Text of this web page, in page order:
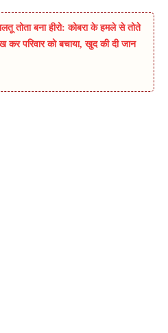
तोता बना हीरो: कोबरा के हमले से तोते
कर परिवार को बचाया, खुद की दी जान